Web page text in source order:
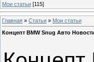
Мои статьи [115]
Главная » Статьи » Мои статьи
Концепт BMW Snug Авто